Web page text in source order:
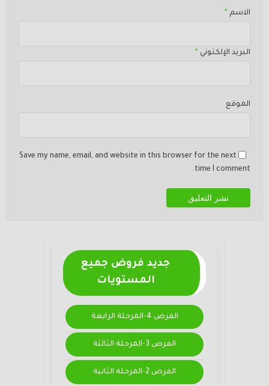
الاسم *
البريد الإلكتوني *
الموقع
Save my name, email, and website in this browser for the next
time I comment.
جديد فروض جميع
المستويات
الفرض 4-المرحلة الرابعة
الفرض 3-المرحلة الثالثة
الفرض 2-المرحلة الثانية